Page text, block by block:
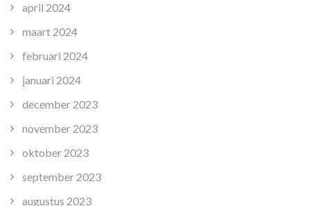
april 2024
maart 2024
februari 2024
januari 2024
december 2023
november 2023
oktober 2023
september 2023
augustus 2023